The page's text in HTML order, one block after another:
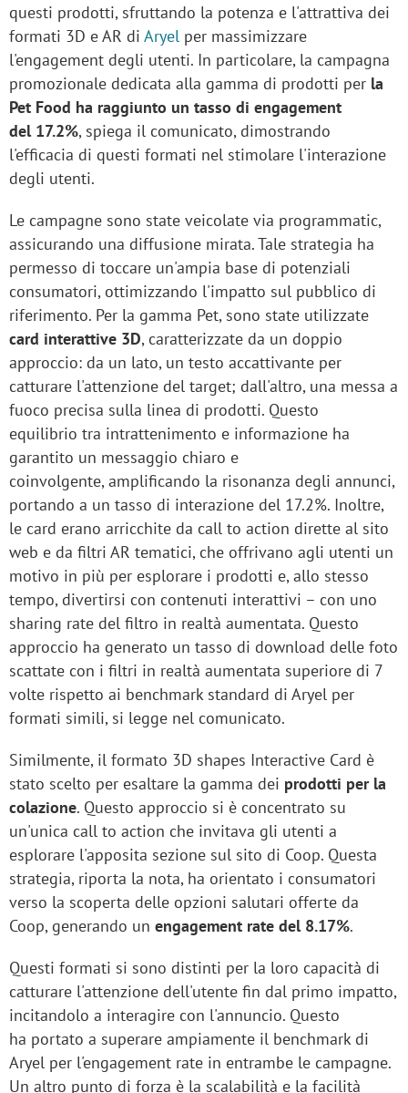
questi prodotti, sfruttando la potenza e l'attrattiva dei
formati 3D e AR di Aryel per massimizzare
l'engagement degli utenti. In particolare, la campagna
promozionale dedicata alla gamma di prodotti per la
Pet Food ha raggiunto un tasso di engagement
del 17.2%, spiega il comunicato, dimostrando
l'efficacia di questi formati nel stimolare l'interazione
degli utenti.
Le campagne sono state veicolate via programmatic,
assicurando una diffusione mirata. Tale strategia ha
permesso di toccare un'ampia base di potenziali
consumatori, ottimizzando l'impatto sul pubblico di
riferimento. Per la gamma Pet, sono state utilizzate
card interattive 3D, caratterizzate da un doppio
approccio: da un lato, un testo accattivante per
catturare l'attenzione del target; dall'altro, una messa a
fuoco precisa sulla linea di prodotti. Questo
equilibrio tra intrattenimento e informazione ha
garantito un messaggio chiaro e
coinvolgente, amplificando la risonanza degli annunci,
portando a un tasso di interazione del 17.2%. Inoltre,
le card erano arricchite da call to action dirette al sito
web e da filtri AR tematici, che offrivano agli utenti un
motivo in più per esplorare i prodotti e, allo stesso
tempo, divertirsi con contenuti interattivi – con uno
sharing rate del filtro in realtà aumentata. Questo
approccio ha generato un tasso di download delle foto
scattate con i filtri in realtà aumentata superiore di 7
volte rispetto ai benchmark standard di Aryel per
formati simili, si legge nel comunicato.
Similmente, il formato 3D shapes Interactive Card è
stato scelto per esaltare la gamma dei prodotti per la
colazione. Questo approccio si è concentrato su
un'unica call to action che invitava gli utenti a
esplorare l'apposita sezione sul sito di Coop. Questa
strategia, riporta la nota, ha orientato i consumatori
verso la scoperta delle opzioni salutari offerte da
Coop, generando un engagement rate del 8.17%.
Questi formati si sono distinti per la loro capacità di
catturare l'attenzione dell'utente fin dal primo impatto,
incitandolo a interagire con l'annuncio. Questo
ha portato a superare ampiamente il benchmark di
Aryel per l'engagement rate in entrambe le campagne.
Un altro punto di forza è la scalabilità e la facilità